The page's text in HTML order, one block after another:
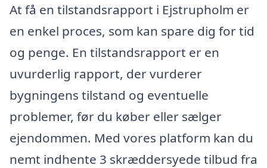
At få en tilstandsrapport i Ejstrupholm er
en enkel proces, som kan spare dig for tid
og penge. En tilstandsrapport er en
uvurderlig rapport, der vurderer
bygningens tilstand og eventuelle
problemer, før du køber eller sælger
ejendommen. Med vores platform kan du
nemt indhente 3 skræddersyede tilbud fra